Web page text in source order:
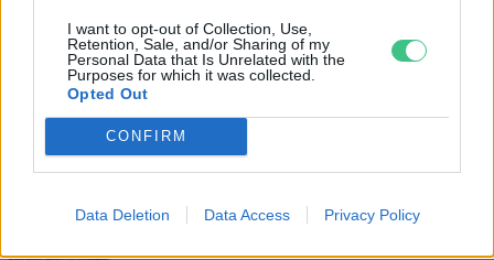
I want to opt-out of Collection, Use,
Retention, Sale, and/or Sharing of my
Personal Data that Is Unrelated with the
Purposes for which it was collected.
Opted Out
CONFIRM
Data Deletion Data Access Privacy Policy
A vitorlavirág ideális szobanövény, hiszen kiválóan tűri a meleget
és a fényszegény környezetet.